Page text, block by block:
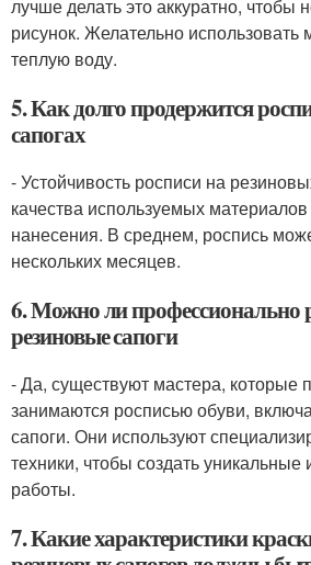
лучше делать это аккуратно, чтобы
рисунок. Желательно использовать
теплую воду.
5. Как долго продержится
сапогах
- Устойчивость росписи на
качества используемых
нанесения. В среднем, роспись
нескольких месяцев.
6. Можно ли профессионально
резиновые сапоги
- Да, существуют мастера, которые
занимаются росписью обуви,
сапоги. Они используют
техники, чтобы создать уникальные
работы.
7. Какие характеристики